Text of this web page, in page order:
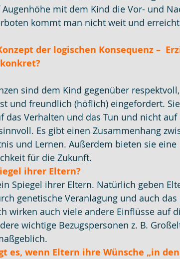
mit dem Kind die Vor- und
kommt man nicht weit und
der logischen Konsequenz –
sind dem Kind gegenüber
und freundlich (höflich) eingefordert.
das Verhalten und das Tun und nicht
Es gibt einen Zusammenhang
und Lernen. Außerdem bieten sie eine
für die Zukunft.
ihrer Eltern?
Spiegel ihrer Eltern. Natürlich geben
genetische Veranlagung und auch
wirken auch viele andere Einflüsse auf
wichtige Bezugspersonen z. B.
es, wenn Eltern ihre Wünsche „in